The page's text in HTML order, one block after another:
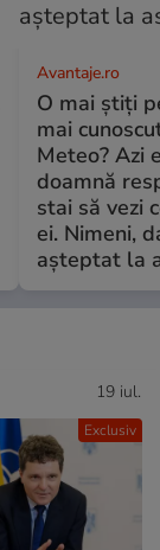
Avantaje.ro
O mai știți
mai
Meteo? Azi
doamnă
stai să vezi
ei. Nimeni,
așteptat la
Exclusiv
19 iul.